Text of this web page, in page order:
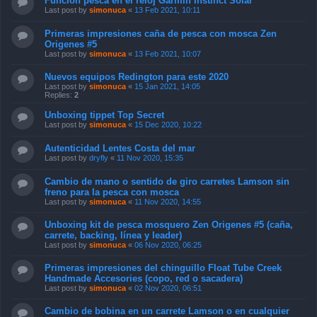
Last post by simonuca « 13 Feb 2021, 10:11
Primeras impresiones caña de pesca con mosca Zen
Origenes #5
Last post by simonuca « 13 Feb 2021, 10:07
Nuevos equipos Redington para este 2020
Last post by simonuca « 15 Jan 2021, 14:05
Replies: 2
Unboxing tippet Top Secret
Last post by simonuca « 15 Dec 2020, 10:22
Autenticidad Lentes Costa del mar
Last post by dryfly « 11 Nov 2020, 15:35
Cambio de mano o sentido de giro carretes Lamson sin
freno para la pesca con mosca
Last post by simonuca « 11 Nov 2020, 14:55
Unboxing kit de pesca mosquero Zen Origenes #5 (caña,
carrete, backing, línea y leader)
Last post by simonuca « 06 Nov 2020, 06:25
Primeras impresiones del chinguillo Float Tube Creek
Handmade Accesories (copo, red o sacadera)
Last post by simonuca « 02 Nov 2020, 06:51
Cambio de bobina en un carrete Lamson o en cualquier